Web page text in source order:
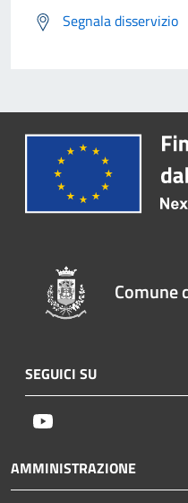
Segnala disservizio
Comune
SEGUICI SU
AMMINISTRAZIONE